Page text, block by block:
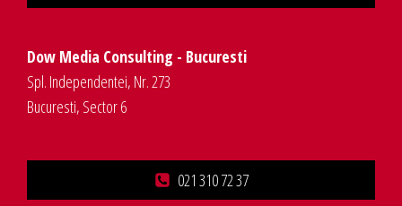
Dow Media Consulting - Bucuresti
Spl. Independentei, Nr. 273
Bucuresti, Sector 6
021 310 72 37